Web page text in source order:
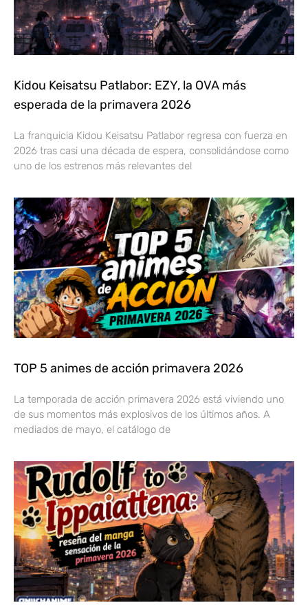
Kidou Keisatsu Patlabor: EZY, la OVA más
esperada de la primavera 2026
La franquicia Kidou Keisatsu Patlabor regresa con fuerza en
2026 tras casi una década de espera, consolidándose como
uno de los estrenos más relevantes del
TOP 5 animes de acción primavera 2026
La temporada de acción primavera 2026 está viviendo uno
de sus momentos más explosivos de los últimos años. A
mediados de mayo, el catálogo de